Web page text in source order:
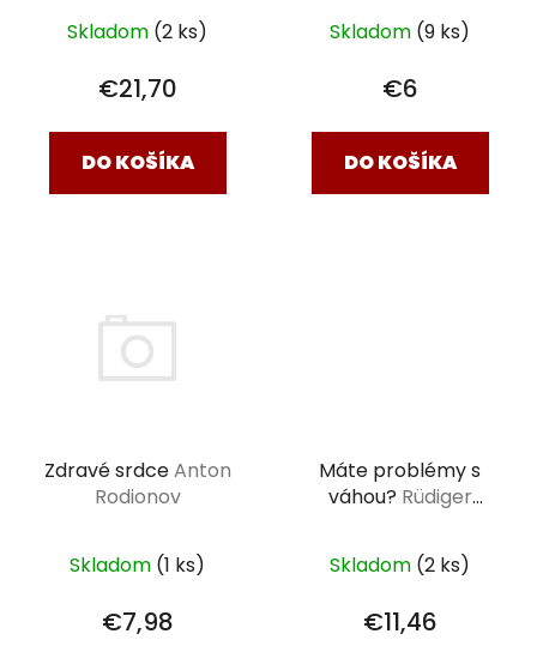
Skladom (2 ks)
€21,70
DO KOŠÍKA
Luttyová
Skladom (9 ks)
€6
DO KOŠÍKA
Zdravé srdceAnton
Rodionov
Skladom (1 ks)
€7,98
Máte problémy s
váhou? Rüdiger
Skladom (2 ks)
€11,46